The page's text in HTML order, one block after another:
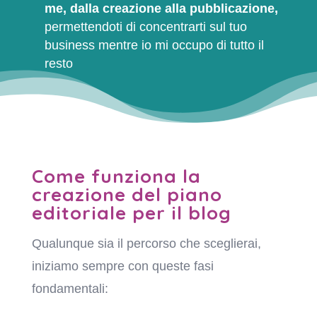
me, dalla creazione alla pubblicazione,
permettendoti di concentrarti sul tuo
business mentre io mi occupo di tutto il
resto
Come funziona la
creazione del piano
editoriale per il blog
Qualunque sia il percorso che sceglierai,
iniziamo sempre con queste fasi
fondamentali: